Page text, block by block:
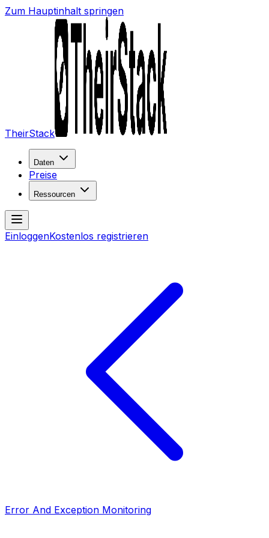
Zum Hauptinhalt springen
TheirStack
Daten
Preise
Ressourcen
EinloggenKostenlos registrieren
Error And Exception Monitoring